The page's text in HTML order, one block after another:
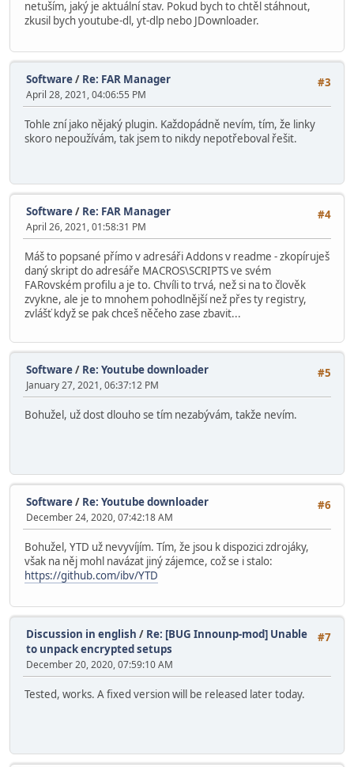
netuším, jaký je aktuální stav. Pokud bych to chtěl stáhnout,
zkusil bych youtube-dl, yt-dlp nebo JDownloader.
#3
Software/ Re: FAR Manager
April 28, 2021, 04:06:55 PM
Tohle zní jako nějaký plugin. Každopádně nevím, tím, že linky
skoro nepoužívám, tak jsem to nikdy nepotřeboval řešit.
#4
Software/ Re: FAR Manager
April 26, 2021, 01:58:31 PM
Máš to popsané přímo v adresáři Addons v readme - zkopíruješ
daný skript do adresáře MACROS\SCRIPTS ve svém
FARovském profilu a je to. Chvíli to trvá, než si na to člověk
zvykne, ale je to mnohem pohodlnější než přes ty registry,
zvlášť když se pak chceš něčeho zase zbavit...
#5
Software/ Re: Youtube downloader
January 27, 2021, 06:37:12 PM
Bohužel, už dost dlouho se tím nezabývám, takže nevím.
#6
Software/ Re: Youtube downloader
December 24, 2020, 07:42:18 AM
Bohužel, YTD už nevyvíjím. Tím, že jsou k dispozici zdrojáky,
však na něj mohl navázat jiný zájemce, což se i stalo:
https://github.com/ibv/YTD
#7
Discussion in english / Re: [BUG Innounp-mod] Unable
to unpack encrypted setups
December 20, 2020, 07:59:10 AM
Tested, works. A fixed version will be released later today.